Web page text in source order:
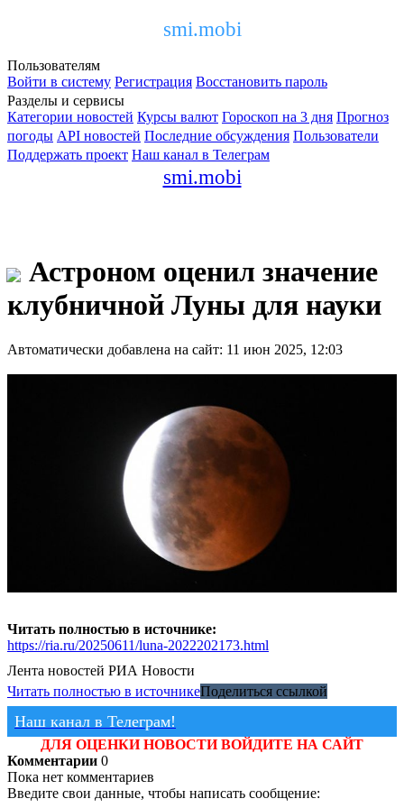
smi.mobi
Пользователям
Войти в систему Регистрация Восстановить пароль
Разделы и сервисы
Категории новостей Курсы валют Гороскоп на 3 дня Прогноз
погоды API новостей Последние обсуждения Пользователи
Поддержать проект Наш канал в Телеграм
smi.mobi
Астроном оценил значение
клубничной Луны для науки
Автоматически добавлена на сайт: 11 июн 2025, 12:03
Читать полностью в источнике:
https://ria.ru/20250611/luna-2022202173.html
Лента новостей РИА Новости
Читать полностью в источникеПоделиться ссылкой
Наш канал в Телеграм!
ДЛЯ ОЦЕНКИ НОВОСТИ ВОЙДИТЕ НА САЙТ
Комментарии 0
Пока нет комментариев
Введите свои данные, чтобы написать сообщение: